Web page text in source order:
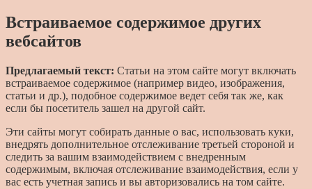
Встраиваемое содержимое других
вебсайтов
Предлагаемый текст: Статьи на этом сайте могут включать
встраиваемое содержимое (например видео, изображения,
статьи и др.), подобное содержимое ведет себя так же, как
если бы посетитель зашел на другой сайт.
Эти сайты могут собирать данные о вас, использовать куки,
внедрять дополнительное отслеживание третьей стороной и
следить за вашим взаимодействием с внедренным
содержимым, включая отслеживание взаимодействия, если у
вас есть учетная запись и вы авторизовались на том сайте.